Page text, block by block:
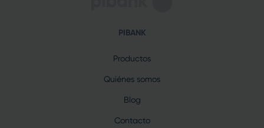
PIBANK
Productos
Quiénes somos
Blog
Contacto